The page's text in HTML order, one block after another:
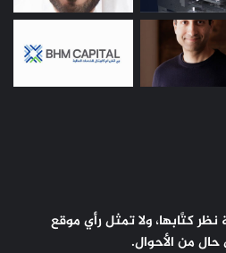
كتَّابها، ولا تمثل رأي موقع
حال من الأحوال.